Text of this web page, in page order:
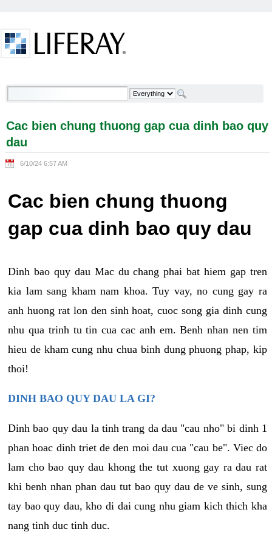
Cac bien chung thuong gap cua dinh bao quy dau -
Cac bien chung thuong gap cua dinh bao quy
dau
6/10/24 6:57 AM
Cac bien chung thuong
gap cua dinh bao quy dau
Dinh bao quy dau Mac du chang phai bat hiem gap tren
kia lam sang kham nam khoa. Tuy vay, no cung gay ra
anh huong rat lon den sinh hoat, cuoc song gia dinh cung
nhu qua trinh tu tin cua cac anh em. Benh nhan nen tim
hieu de kham cung nhu chua binh dung phuong phap, kip
thoi!
DINH BAO QUY DAU LA GI?
Dinh bao quy dau la tinh trang da dau "cau nho" bi dinh 1
phan hoac dinh triet de den moi dau cua "cau be". Viec do
lam cho bao quy dau khong the tut xuong gay ra dau rat
khi benh nhan phan dau tut bao quy dau de ve sinh, sung
tay bao quy dau, kho di dai cung nhu giam kich thich kha
nang tinh duc tinh duc.